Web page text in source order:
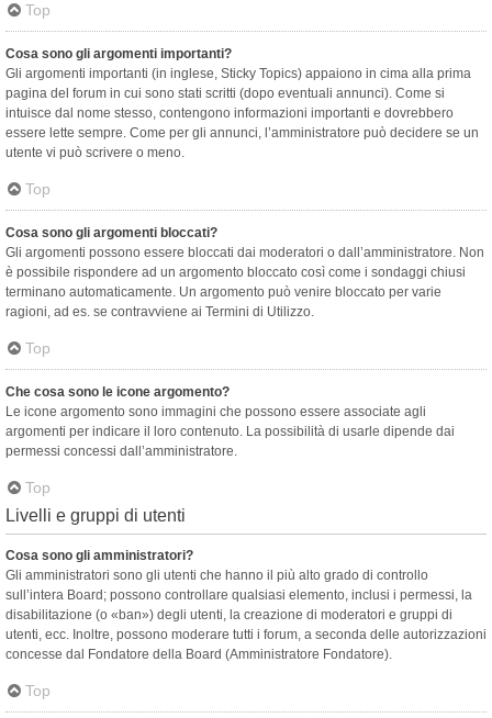
Top
Cosa sono gli argomenti importanti?
Gli argomenti importanti (in inglese, Sticky Topics) appaiono in cima alla prima
pagina del forum in cui sono stati scritti (dopo eventuali annunci). Come si
intuisce dal nome stesso, contengono informazioni importanti e dovrebbero
essere lette sempre. Come per gli annunci, l’amministratore può decidere se un
utente vi può scrivere o meno.
Top
Cosa sono gli argomenti bloccati?
Gli argomenti possono essere bloccati dai moderatori o dall’amministratore. Non
è possibile rispondere ad un argomento bloccato così come i sondaggi chiusi
terminano automaticamente. Un argomento può venire bloccato per varie
ragioni, ad es. se contravviene ai Termini di Utilizzo.
Top
Che cosa sono le icone argomento?
Le icone argomento sono immagini che possono essere associate agli
argomenti per indicare il loro contenuto. La possibilità di usarle dipende dai
permessi concessi dall’amministratore.
Top
Livelli e gruppi di utenti
Cosa sono gli amministratori?
Gli amministratori sono gli utenti che hanno il più alto grado di controllo
sull’intera Board; possono controllare qualsiasi elemento, inclusi i permessi, la
disabilitazione (o «ban») degli utenti, la creazione di moderatori e gruppi di
utenti, ecc. Inoltre, possono moderare tutti i forum, a seconda delle autorizzazioni
concesse dal Fondatore della Board (Amministratore Fondatore).
Top